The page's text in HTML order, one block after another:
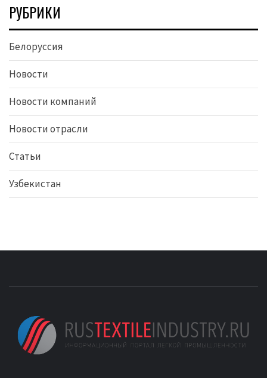
РУБРИКИ
Белоруссия
Новости
Новости компаний
Новости отрасли
Статьи
Узбекистан